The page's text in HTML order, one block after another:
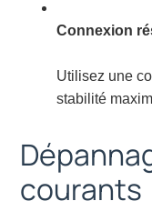
Connexion
Utilisez une
stabilité
courants